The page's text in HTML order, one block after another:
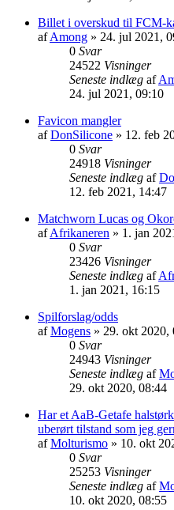
Billet i overskud til FCM-
afAmong » 24. jul 2021,
0 Svar
24522 Visninger
Seneste indlæg af
24. jul 2021, 09:10
Favicon mangler
afDonSilicone » 12. feb
0 Svar
24918 Visninger
Seneste indlæg af
12. feb 2021, 14:47
Matchworn Lucas og
afAfrikaneren » 1. jan
0 Svar
23426 Visninger
Seneste indlæg af
1. jan 2021, 16:15
Spilforslag/odds
afMogens » 29. okt 2020,
0 Svar
24943 Visninger
Seneste indlæg af
29. okt 2020, 08:44
Har et AaB-Getafe
uberørt tilstand som jeg
afMolturismo » 10. okt
0 Svar
25253 Visninger
Seneste indlæg af
10. okt 2020, 08:55